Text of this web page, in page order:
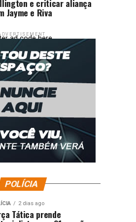
e criticar aliança
Jayme e Riva
ad code here
POLÍCIA
2 dias ago
Tática prende